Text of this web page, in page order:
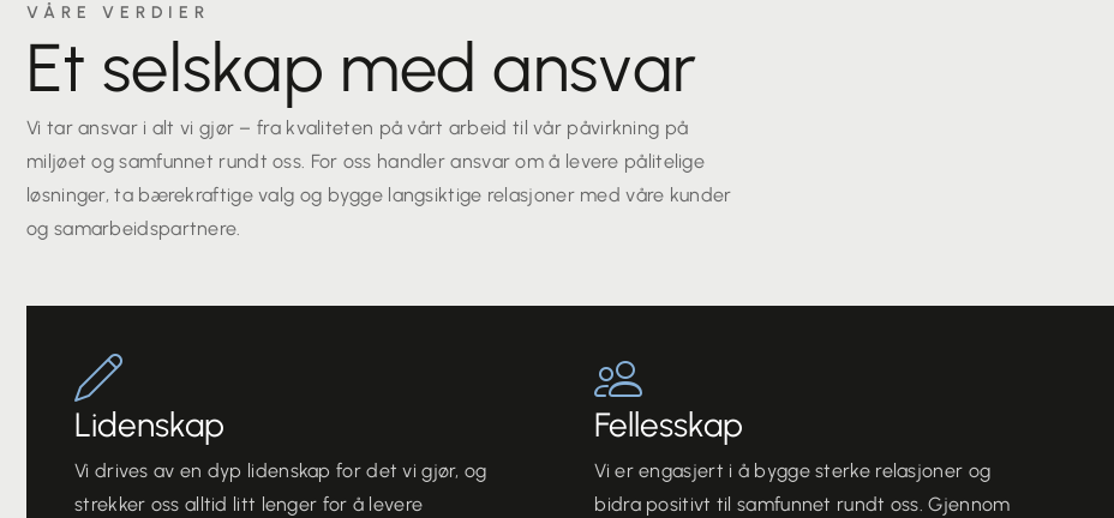
VÅRE VERDIER
Et selskap med ansvar
Vi tar ansvar i alt vi gjør – fra kvaliteten på vårt arbeid til vår påvirkning på
miljøet og samfunnet rundt oss. For oss handler ansvar om å levere pålitelige
løsninger, ta bærekraftige valg og bygge langsiktige relasjoner med våre kunder
og samarbeidspartnere.
Lidenskap
Vi drives av en dyp lidenskap for det vi gjør, og
strekker oss alltid litt lenger for å levere
Fellesskap
Vi er engasjert i å bygge sterke relasjoner og
bidra positivt til samfunnet rundt oss. Gjennom